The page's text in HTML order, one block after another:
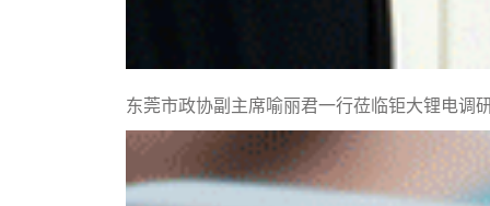
东莞市政协副主席喻丽君一行莅临钜大锂电调